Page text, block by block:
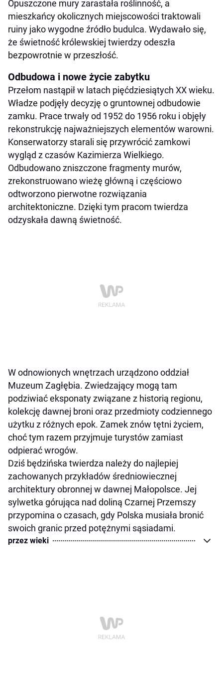
Opuszczone mury zarastała roślinność, a
mieszkańcy okolicznych miejscowości traktowali
ruiny jako wygodne źródło budulca. Wydawało się,
że świetność królewskiej twierdzy odeszła
bezpowrotnie w przeszłość.
Odbudowa i nowe życie zabytku
Przełom nastąpił w latach pięćdziesiątych XX wieku.
Władze podjęły decyzję o gruntownej odbudowie
zamku. Prace trwały od 1952 do 1956 roku i objęły
rekonstrukcję najważniejszych elementów warowni.
Konserwatorzy starali się przywrócić zamkowi
wygląd z czasów Kazimierza Wielkiego.
Odbudowano zniszczone fragmenty murów,
zrekonstruowano wieżę główną i częściowo
odtworzono pierwotne rozwiązania
architektoniczne. Dzięki tym pracom twierdza
odzyskała dawną świetność.
W odnowionych wnętrzach urządzono oddział
Muzeum Zagłębia. Zwiedzający mogą tam
podziwiać eksponaty związane z historią regionu,
kolekcję dawnej broni oraz przedmioty codziennego
użytku z różnych epok. Zamek znów tętni życiem,
choć tym razem przyjmuje turystów zamiast
odpierać wrogów.
Dziś będzińska twierdza należy do najlepiej
zachowanych przykładów średniowiecznej
architektury obronnej w dawnej Małopolsce. Jej
sylwetka górująca nad doliną Czarnej Przemszy
przypomina o czasach, gdy Polska musiała bronić
swoich granic przed potężnymi sąsiadami.
przez wieki